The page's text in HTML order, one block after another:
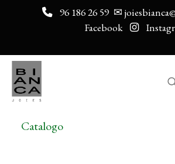
96 186 26 59 ✉
Facebook
Catalogo